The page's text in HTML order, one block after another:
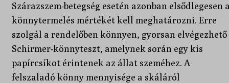
Szárazszem-betegség esetén azonban elsődlegesen
könnytermelés mértékét kell meghatározni. Erre
szolgál a rendelőben könnyen, gyorsan elvégezhető
Schirmer-könnyteszt, amelynek során egy kis
papírcsíkot érintenek az állat szeméhez. A
felszaladó könny mennyisége a skáláról